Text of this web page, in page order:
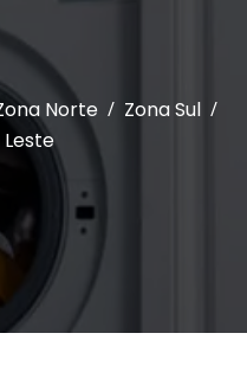
Norte / Zona Sul /
Leste